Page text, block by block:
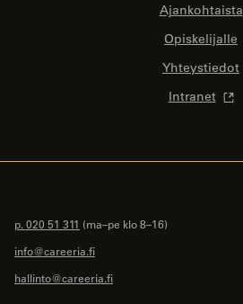
Ajankohtaista
Opiskelijalle
Yhteystiedot
Intranet
p. 020 51 311 (ma–pe klo 8–16)
info@careeria.fi
hallinto@careeria.fi